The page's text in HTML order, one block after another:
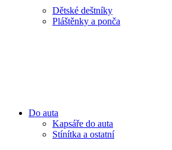
Dětské deštníky
Pláštěnky a ponča
Do auta
Kapsáře do auta
Stínítka a ostatní